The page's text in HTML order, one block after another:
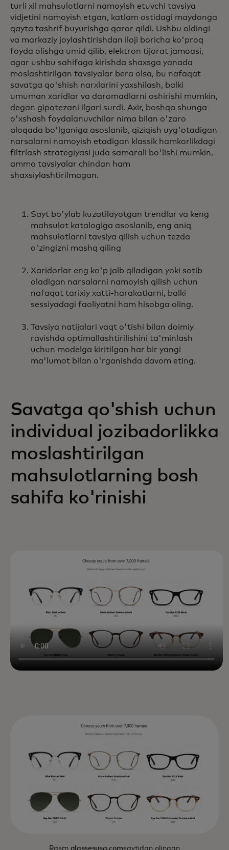
turli xil mahsulotlarni namoyish etuvchi tavsiya
vidjetini namoyish etgan, katlam ostidagi maydonga
qayta tashrif buyurishga qaror qildi. Ushbu oldingi
va markaziy joylashtirishdan iloji boricha ko'proq
foyda olishga umid qilib, elektron tijorat jamoasi,
agar ushbu sahifaga kirishda shaxsga yanada
moslashtirilgan tavsiyalar bera olsa, bu nafaqat
savatga qo'shish narxlarini yaxshilash, balki
umuman xaridlar va daromadlarni oshirishi mumkin,
degan gipotezani ilgari surdi. Axir, boshqa shunga
o'xshash foydalanuvchilar nima bilan o'zaro
aloqada bo'lganiga asoslanib, qiziqish uyg'otadigan
narsalarni namoyish etadigan klassik hamkorlikdagi
filtrlash strategiyasi juda samarali bo'lishi mumkin,
ammo tavsiyalar chindan ham
shaxsiylashtirilmagan.
Sayt bo'ylab kuzatilayotgan trendlar va keng
mahsulot katalogiga asoslanib, eng aniq
mahsulotlarni tavsiya qilish uchun tezda
o'zingizni mashq qiling
Xaridorlar eng ko'p jalb qiladigan yoki sotib
oladigan narsalarni namoyish qilish uchun
nafaqat tarixiy xatti-harakatlarni, balki
sessiyadagi faoliyatni ham hisobga oling.
Tavsiya natijalari vaqt o'tishi bilan doimiy
ravishda optimallashtirilishini ta'minlash
uchun modelga kiritilgan har bir yangi
ma'lumot bilan o'rganishda davom eting.
Savatga qo'shish uchun
individual jozibadorlikka
moslashtirilgan
mahsulotlarning bosh
sahifa ko'rinishi
Rasm glassesusa.comsaytidan olingan